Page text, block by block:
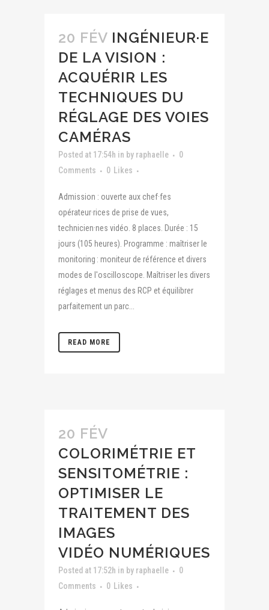
20 FÉV INGÉNIEUR·E
DE LA VISION :
ACQUÉRIR LES
TECHNIQUES DU
RÉGLAGE DES VOIES
CAMÉRAS
Posted at 17:54h in by raphaelle
0
Comments
0 Likes
Admission : ouverte aux chef·fes
opérateur·rices de prise de vues,
technicien·nes vidéo. 8 places. Durée : 15
jours (105 heures). Programme : maîtriser le
monitoring : moniteur de référence et divers
modes de l'oscilloscope. Maîtriser les divers
réglages et menus des RCP et équilibrer
parfaitement un parc...
READ MORE
20 FÉV
COLORIMÉTRIE ET
SENSITOMÉTRIE :
OPTIMISER LE
TRAITEMENT DES
IMAGES
VIDÉO NUMÉRIQUES
Posted at 17:52h in by raphaelle
0
Comments
0 Likes